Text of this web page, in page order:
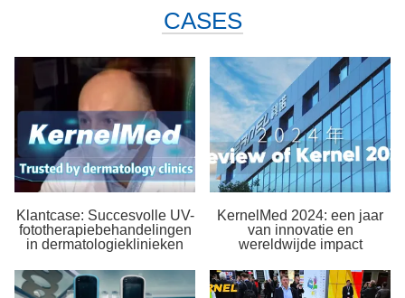
CASES
Klantcase: Succesvolle UV-
fototherapiebehandelingen
in dermatologieklinieken
KernelMed 2024: een jaar
van innovatie en
wereldwijde impact